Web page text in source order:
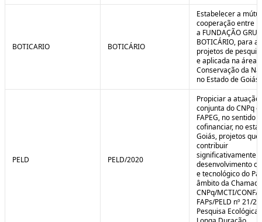
BOTICARIO BOTICÁRIO
Estabelecer a
cooperação entre
a FUNDAÇÃO
BOTICÁRIO, para
projetos de
e aplicada na área
Conservação da
no Estado de Goiás.
PELD PELD/2020
Propiciar a atuação
conjunta do CNPq e
FAPEG, no sentido
cofinanciar, no
Goiás, projetos que
contribuir
significativamente
desenvolvimento
e tecnológico do
âmbito da Chamada
CNPq/MCTI/
FAPs/PELD nº 21/
Pesquisa Ecológica